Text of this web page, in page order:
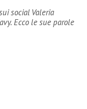
social Valeria
Ecco le sue parole